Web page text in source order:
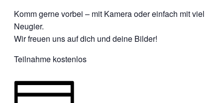
Komm gerne vorbei – mit Kamera oder einfach mit viel
Neugier.
Wir freuen uns auf dich und deine Bilder!
Teilnahme kostenlos